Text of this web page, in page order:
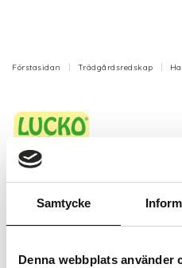
Samtycke
Denna webbplats använder
Förstasidan Trädgårdsredskap
Bygelhacka R6
Detta är ett tillbehör och
Detta är ett tillbehör och
Artikelnr: SR31015